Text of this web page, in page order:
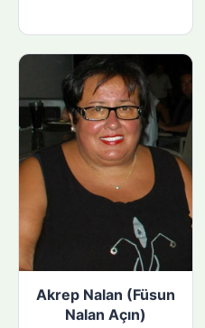
Akrep Nalan (Füsun
Nalan Açın)